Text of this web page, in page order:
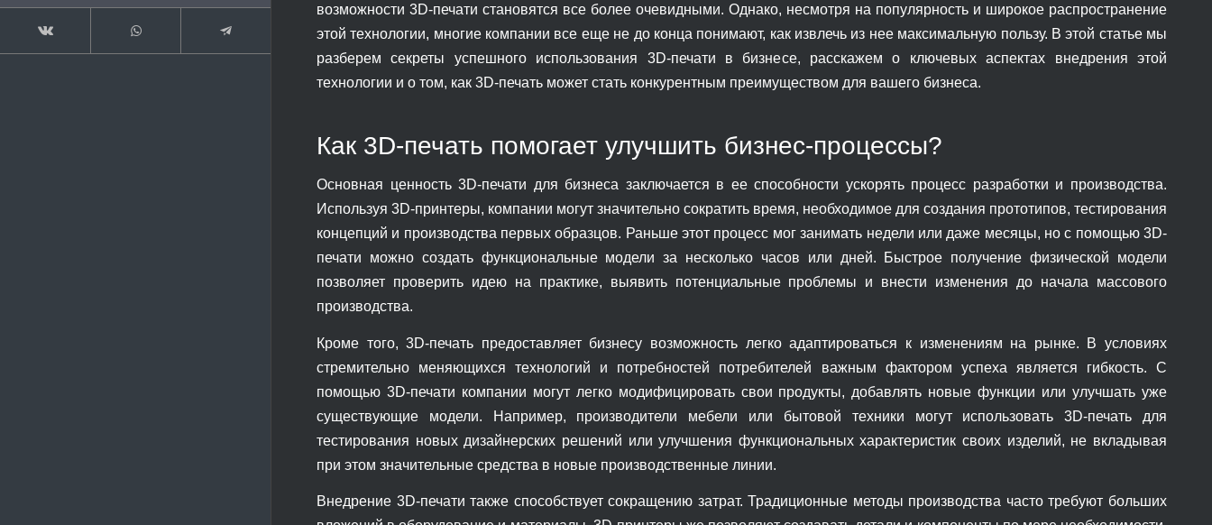
возможности 3D-печати становятся все более очевидными. Однако, несмотря на популярность и широкое распространение
этой технологии, многие компании все еще не до конца понимают, как извлечь из нее максимальную пользу. В этой статье мы
разберем секреты успешного использования 3D-печати в бизнесе, расскажем о ключевых аспектах внедрения этой
технологии и о том, как 3D-печать может стать конкурентным преимуществом для вашего бизнеса.
Как 3D-печать помогает улучшить бизнес-процессы?
Основная ценность 3D-печати для бизнеса заключается в ее способности ускорять процесс разработки и производства.
Используя 3D-принтеры, компании могут значительно сократить время, необходимое для создания прототипов, тестирования
концепций и производства первых образцов. Раньше этот процесс мог занимать недели или даже месяцы, но с помощью 3D-
печати можно создать функциональные модели за несколько часов или дней. Быстрое получение физической модели
позволяет проверить идею на практике, выявить потенциальные проблемы и внести изменения до начала массового
производства.
Кроме того, 3D-печать предоставляет бизнесу возможность легко адаптироваться к изменениям на рынке. В условиях
стремительно меняющихся технологий и потребностей потребителей важным фактором успеха является гибкость. С
помощью 3D-печати компании могут легко модифицировать свои продукты, добавлять новые функции или улучшать уже
существующие модели. Например, производители мебели или бытовой техники могут использовать 3D-печать для
тестирования новых дизайнерских решений или улучшения функциональных характеристик своих изделий, не вкладывая
при этом значительные средства в новые производственные линии.
Внедрение 3D-печати также способствует сокращению затрат. Традиционные методы производства часто требуют больших